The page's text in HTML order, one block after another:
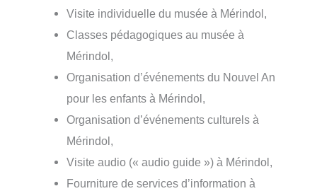
Visite individuelle du musée à Mérindol,
Classes pédagogiques au musée à
Mérindol,
Organisation d’événements du Nouvel An
pour les enfants à Mérindol,
Organisation d’événements culturels à
Mérindol,
Visite audio (« audio guide ») à Mérindol,
Fourniture de services d’information à